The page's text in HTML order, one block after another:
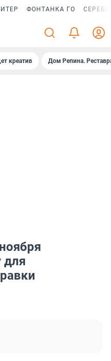
ФОНТАНКА ГО
креатив Дом Репина.
для